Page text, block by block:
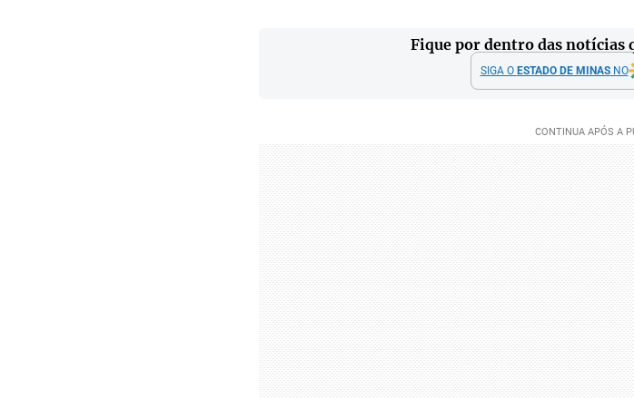
Fique por dentro das notícias
SIGA O ESTADO DE MINASNO